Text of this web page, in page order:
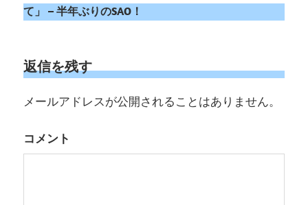
ナ
ゲ
ー
ョ
て」 – 半年ぶりのSAO！
返信を残す
メールアドレスが公開されることはありません。
コメント